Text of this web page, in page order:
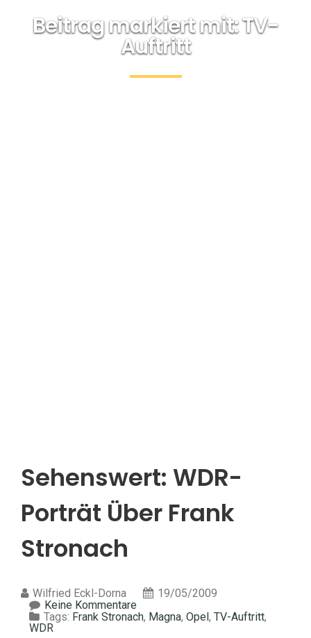
Beitrag markiert mit: TV-
Auftritt
Sehenswert: WDR-
Porträt Über Frank
Stronach
Wilfried Eckl-Dorna
19/05/2009
Keine Kommentare
Tags: Frank Stronach, Magna, Opel, TV-Auftritt,
WDR